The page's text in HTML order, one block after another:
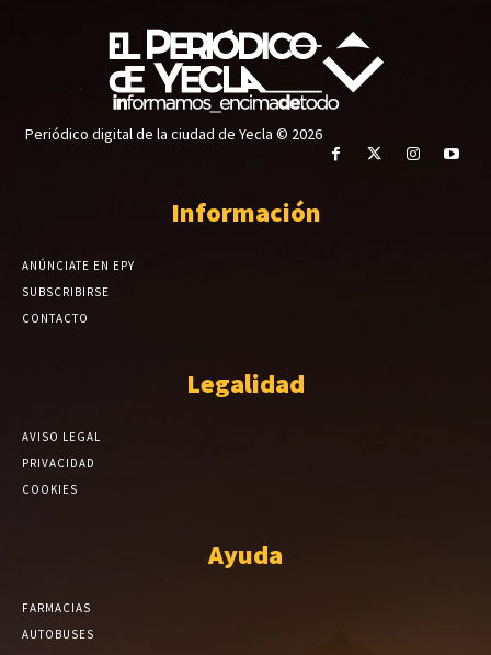
Periódico digital de la ciudad de Yecla © 2026
Información
ANÚNCIATE EN EPY
SUBSCRIBIRSE
CONTACTO
Legalidad
AVISO LEGAL
PRIVACIDAD
COOKIES
Ayuda
FARMACIAS
AUTOBUSES